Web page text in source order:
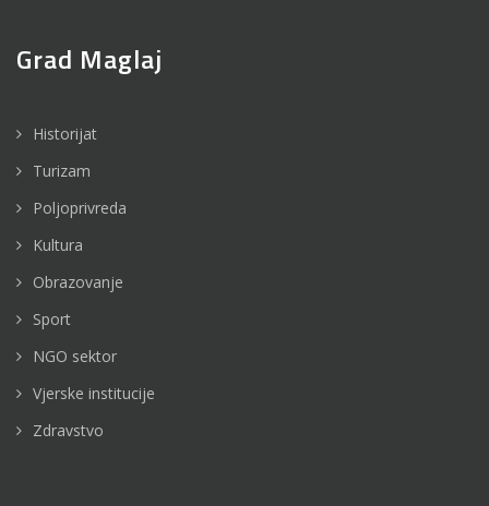
Grad Maglaj
Historijat
Turizam
Poljoprivreda
Kultura
Obrazovanje
Sport
NGO sektor
Vjerske institucije
Zdravstvo